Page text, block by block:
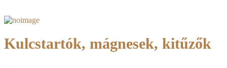
Kulcstartók, mágnesek, kitűzők